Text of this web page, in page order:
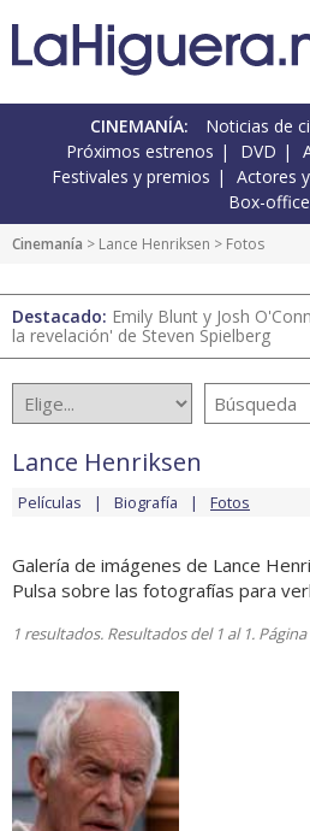
CINEMANÍA: Noticias de
Próximos estrenos
DVD
Festivales y premios
Actores
Box-office
Cinemanía > Lance Henriksen > Fotos
Destacado: Emily Blunt y Josh
la revelación' de Steven Spielberg
Lance Henriksen
Películas Biografía Fotos
Galería de imágenes de Lance
Pulsa sobre las fotografías para
1 resultados. Resultados del 1 al 1. Página